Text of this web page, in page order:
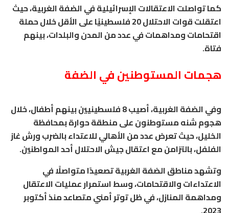
كما تواصلت الاعتقالات الإسرائيلية في الضفة الغربية، حيث
اعتقلت قوات الاحتلال 20 فلسطينيًا على الأقل خلال حملة
اقتحامات ومداهمات في عدد من المدن والبلدات، بينهم
فتاة.
هجمات المستوطنين في الضفة
وفي الضفة الغربية، أصيب 8 فلسطينيين بينهم أطفال، خلال
هجوم شنه مستوطنون على منطقة حوارة بمحافظة
الخليل، حيث تعرض عدد من الأهالي للاعتداء بالضرب ورش غاز
الفلفل، بالتزامن مع اعتقال جيش الاحتلال أحد المواطنين.
وتشهد مناطق الضفة الغربية تصعيدًا متواصلًا في
الاعتداءات والاقتحامات، وسط استمرار عمليات الاعتقال
ومداهمة المنازل، في ظل توتر أمني متصاعد منذ أكتوبر